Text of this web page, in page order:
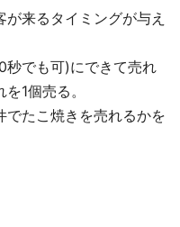
来るタイミングが与え
秒でも可)にできて売れ
1個売る。
でたこ焼きを売れるかを